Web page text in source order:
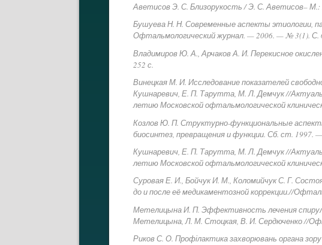
Аветисов Э. С. Близорукость / Э. С. Аветисов–
Бушуева Н. Н. Современные аспекты этиологии,
Офтальмологический журнал. — 2006. — № 3(1). С.
Владимиров Ю. А., Арчаков А. И. Перекисное
252 с.
Винецкая М. И. Исследование показателей
Кушнаревич, Е. П. Тарутта, М. Л. Демчук //
летию Московской офтальмологической
Козлов Ю. П. Структурно-функциональные
биосинтез, превращения и функции. Сб. ст. 1997.
Кушнаревич, Е. П. Тарутта, М. Л. Демчук //
летию Московской офтальмологической
Суровая Е. И., Бойчук И. М., Коломийчук С. Г.
до и после её медикаментозной коррекции.//
Метелицына И. П. Эффективность лечения
Метелицына, Л. М. Стоцкая, В. И. Сердюченко //
Риков С. О. Профілактика захворювань органа